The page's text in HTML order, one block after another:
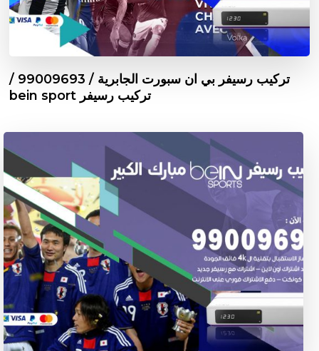
تركيب رسيفر بي ان سبورت الجابرية / 99009693 /
تركيب رسيفر bein sport